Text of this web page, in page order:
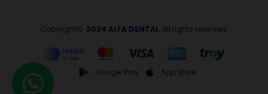
Copyright© 2024 ALFA DENTAL All rights reserved.
Google Play App Store